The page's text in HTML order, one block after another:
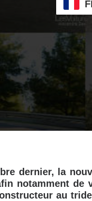
dernier, la
notamment
au